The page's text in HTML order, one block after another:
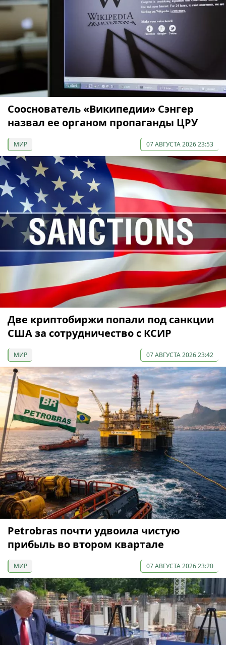
Сооснователь «Википедии» Сэнгер
назвал ее органом пропаганды ЦРУ
МИР 07 АВГУСТА 2026 23:53
Две криптобиржи попали под санкции
США за сотрудничество с КСИР
МИР 07 АВГУСТА 2026 23:42
Petrobras почти удвоила чистую
прибыль во втором квартале
МИР 07 АВГУСТА 2026 23:20